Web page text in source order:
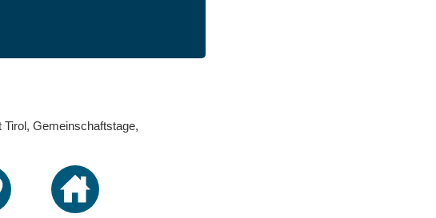
Gemeinschaftstage,